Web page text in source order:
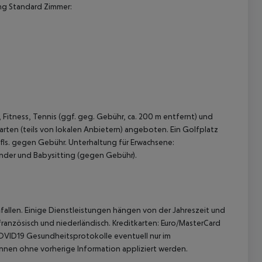
Standard Zimmer:
Tennis (ggf. geg. Gebühr, ca. 200 m entfernt) und
(teils von lokalen Anbietern) angeboten. Ein Golfplatz
gegen Gebühr. Unterhaltung für Erwachsene:
und Babysitting (gegen Gebühr).
Einige Dienstleistungen hängen von der Jahreszeit und
und niederländisch. Kreditkarten: Euro/MasterCard
Gesundheitsprotokolle eventuell nur im
ohne vorherige Information appliziert werden.